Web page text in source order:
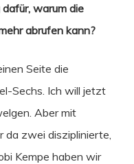
dafür, warum die
abrufen kann?
Seite die
Sechs. Ich will jetzt
Aber mit
zwei disziplinierte,
Kempe haben wir